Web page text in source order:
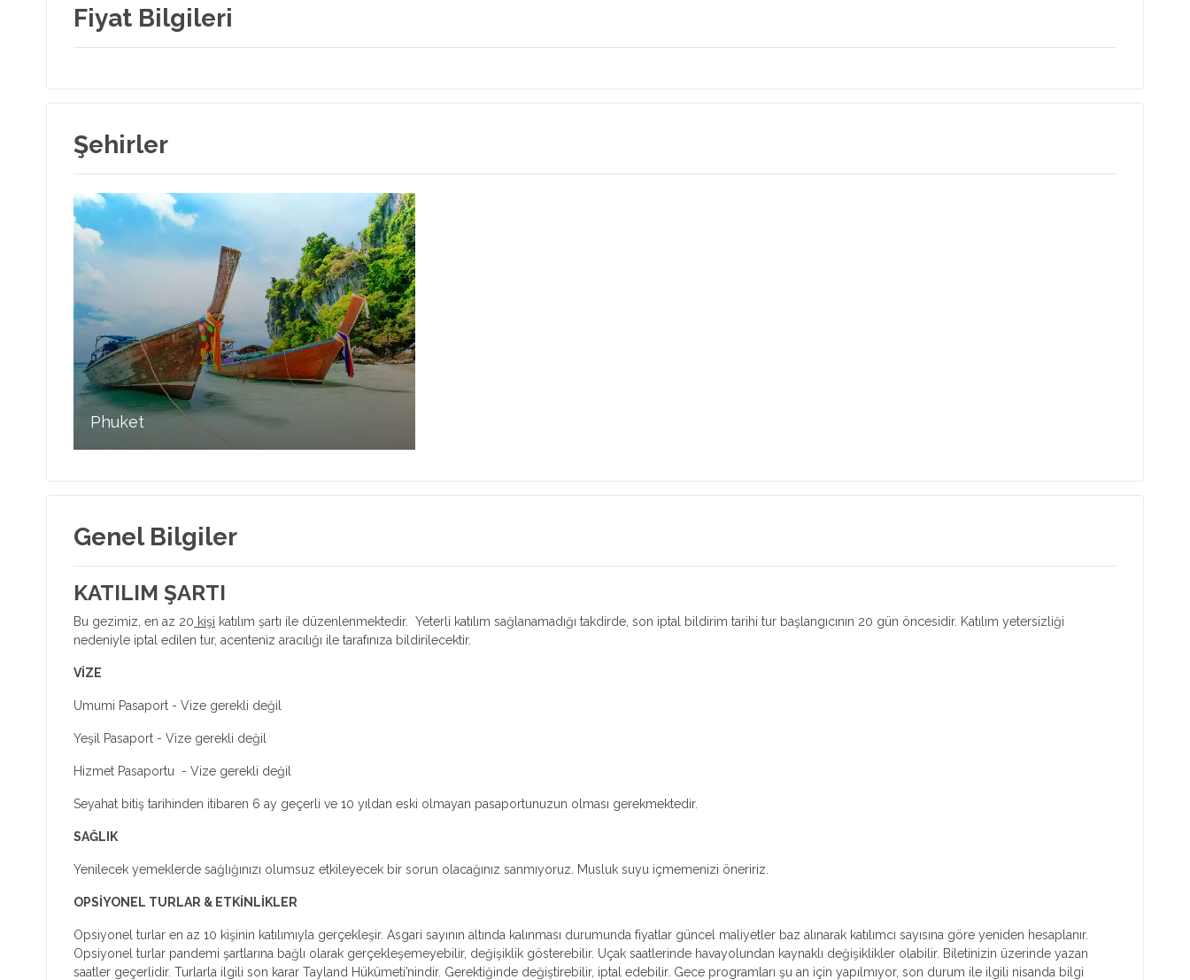
Fiyat Bilgileri
Şehirler
Phuket
Genel Bilgiler
KATILIM ŞARTI
Bu gezimiz, en az 20 kişi katılım şartı ile düzenlenmektedir. Yeterli katılım sağlanamadığı takdirde, son iptal bildirim tarihi tur başlangıcının 20 gün öncesidir. Katılım yetersizliği
nedeniyle iptal edilen tur, acenteniz aracılığı ile tarafınıza bildirilecektir.
VİZE
Umumi Pasaport - Vize gerekli değil
Yeşil Pasaport - Vize gerekli değil
Hizmet Pasaportu - Vize gerekli değil
Seyahat bitiş tarihinden itibaren 6 ay geçerli ve 10 yıldan eski olmayan pasaportunuzun olması gerekmektedir.
SAĞLIK
Yenilecek yemeklerde sağlığınızı olumsuz etkileyecek bir sorun olacağınız sanmıyoruz. Musluk suyu içmemenizi öneririz.
OPSİYONEL TURLAR & ETKİNLİKLER
Opsiyonel turlar en az 10 kişinin katılımıyla gerçekleşir. Asgari sayının altında kalınması durumunda fiyatlar güncel maliyetler baz alınarak katılımcı sayısına göre yeniden hesaplanır.
Opsiyonel turlar pandemi şartlarına bağlı olarak gerçekleşemeyebilir, değişiklik gösterebilir. Uçak saatlerinde havayolundan kaynaklı değişiklikler olabilir. Biletinizin üzerinde yazan
saatler geçerlidir. Turlarla ilgili son karar Tayland Hükümeti’nindir. Gerektiğinde değiştirebilir, iptal edebilir. Gece programları şu an için yapılmıyor, son durum ile ilgili nisanda bilgi